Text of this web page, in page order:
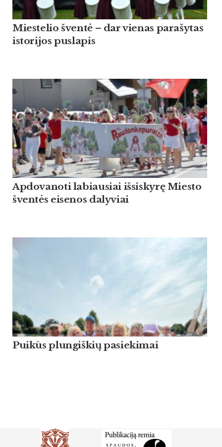
Miestelio šventė – dar vienas parašytas
istorijos puslapis
Apdovanoti labiausiai išsiskyrę Miesto
šventės eisenos dalyviai
Puikūs plungiškių pasiekimai